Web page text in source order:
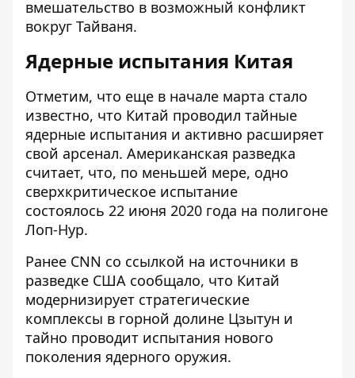
вмешательство в возможный конфликт
вокруг Тайваня.
Ядерные испытания Китая
Отметим, что еще в начале марта стало
известно, что Китай проводил тайные
ядерные испытания и активно расширяет
свой арсенал. Американская разведка
считает, что, по меньшей мере, одно
сверхкритическое испытание
состоялось 22 июня 2020 года на полигоне
Лоп-Нур.
Ранее CNN со ссылкой на источники в
разведке США сообщало, что Китай
модернизирует стратегические
комплексы в горной долине Цзытун и
тайно проводит испытания нового
поколения ядерного оружия.